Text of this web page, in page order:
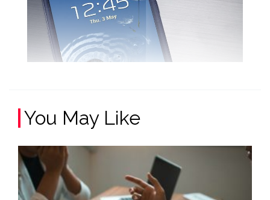
You May Like